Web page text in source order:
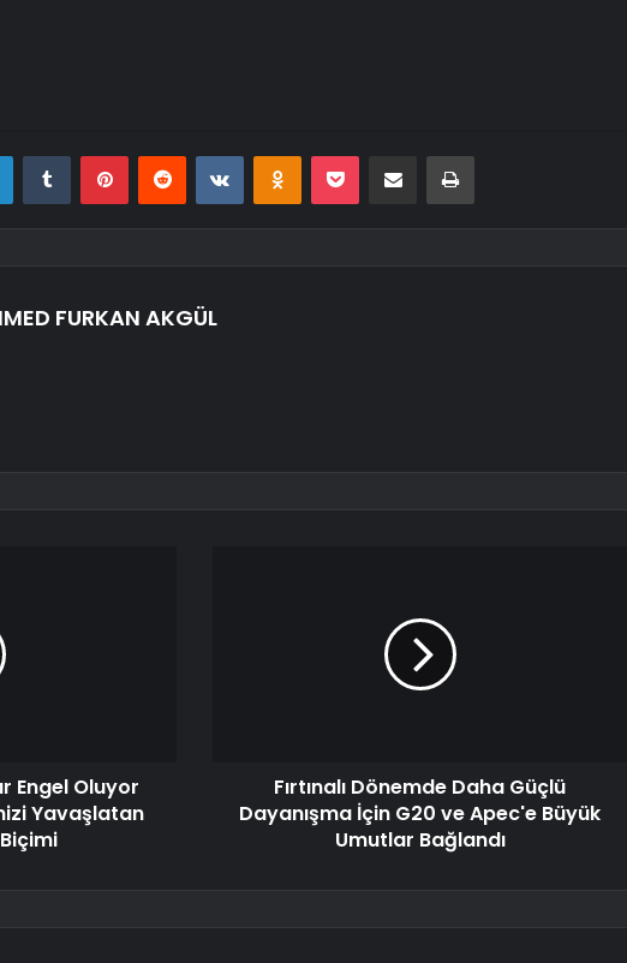
LinkedInTumblr PinterestReddit VKontakteOdnoklassniki
Pocket E-Posta ile paylaş Yazdır
FURKAN AKGÜL
Engel Oluyor
Yavaşlatan
Fırtınalı Dönemde Daha Güçlü
Dayanışma İçin G20 ve Apec'e Büyük
Umutlar Bağlandı